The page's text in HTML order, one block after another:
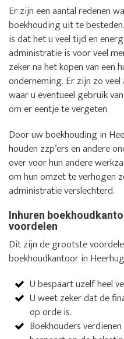
Er zijn een aantal redenen
boekhouding uit te
is dat het u veel tijd en
administratie is voor veel
zeker na het kopen van een
onderneming. Er zijn zo
waar u eventueel gebruik
om er eentje te vergeten.
Door uw boekhouding in
houden zzp’ers en andere
over voor hun andere
om hun omzet te verhogen
administratie verslechterd.
Inhuren
voordelen
Dit zijn de grootste
boekhoudkantoor in
U bespaart uzelf heel
U weet zeker dat de
op orde is.
Boekhouders